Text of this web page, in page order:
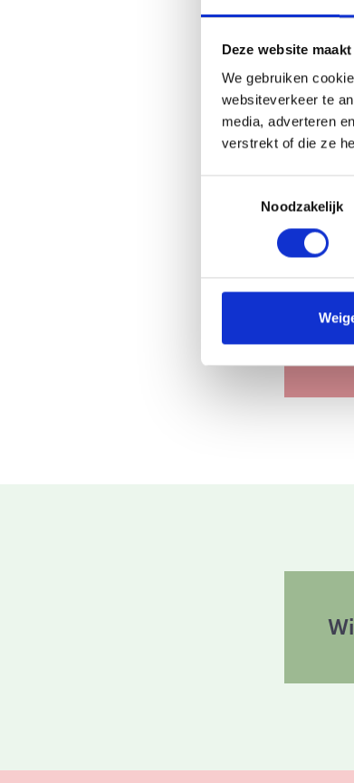
Deze website
We gebruiken
websiteverkeer te
media, adverteren
verstrekt of die ze
Noodzakelijk